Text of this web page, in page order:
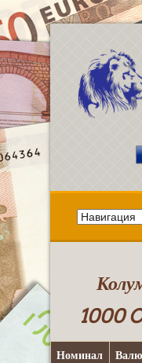
1000
Номинал